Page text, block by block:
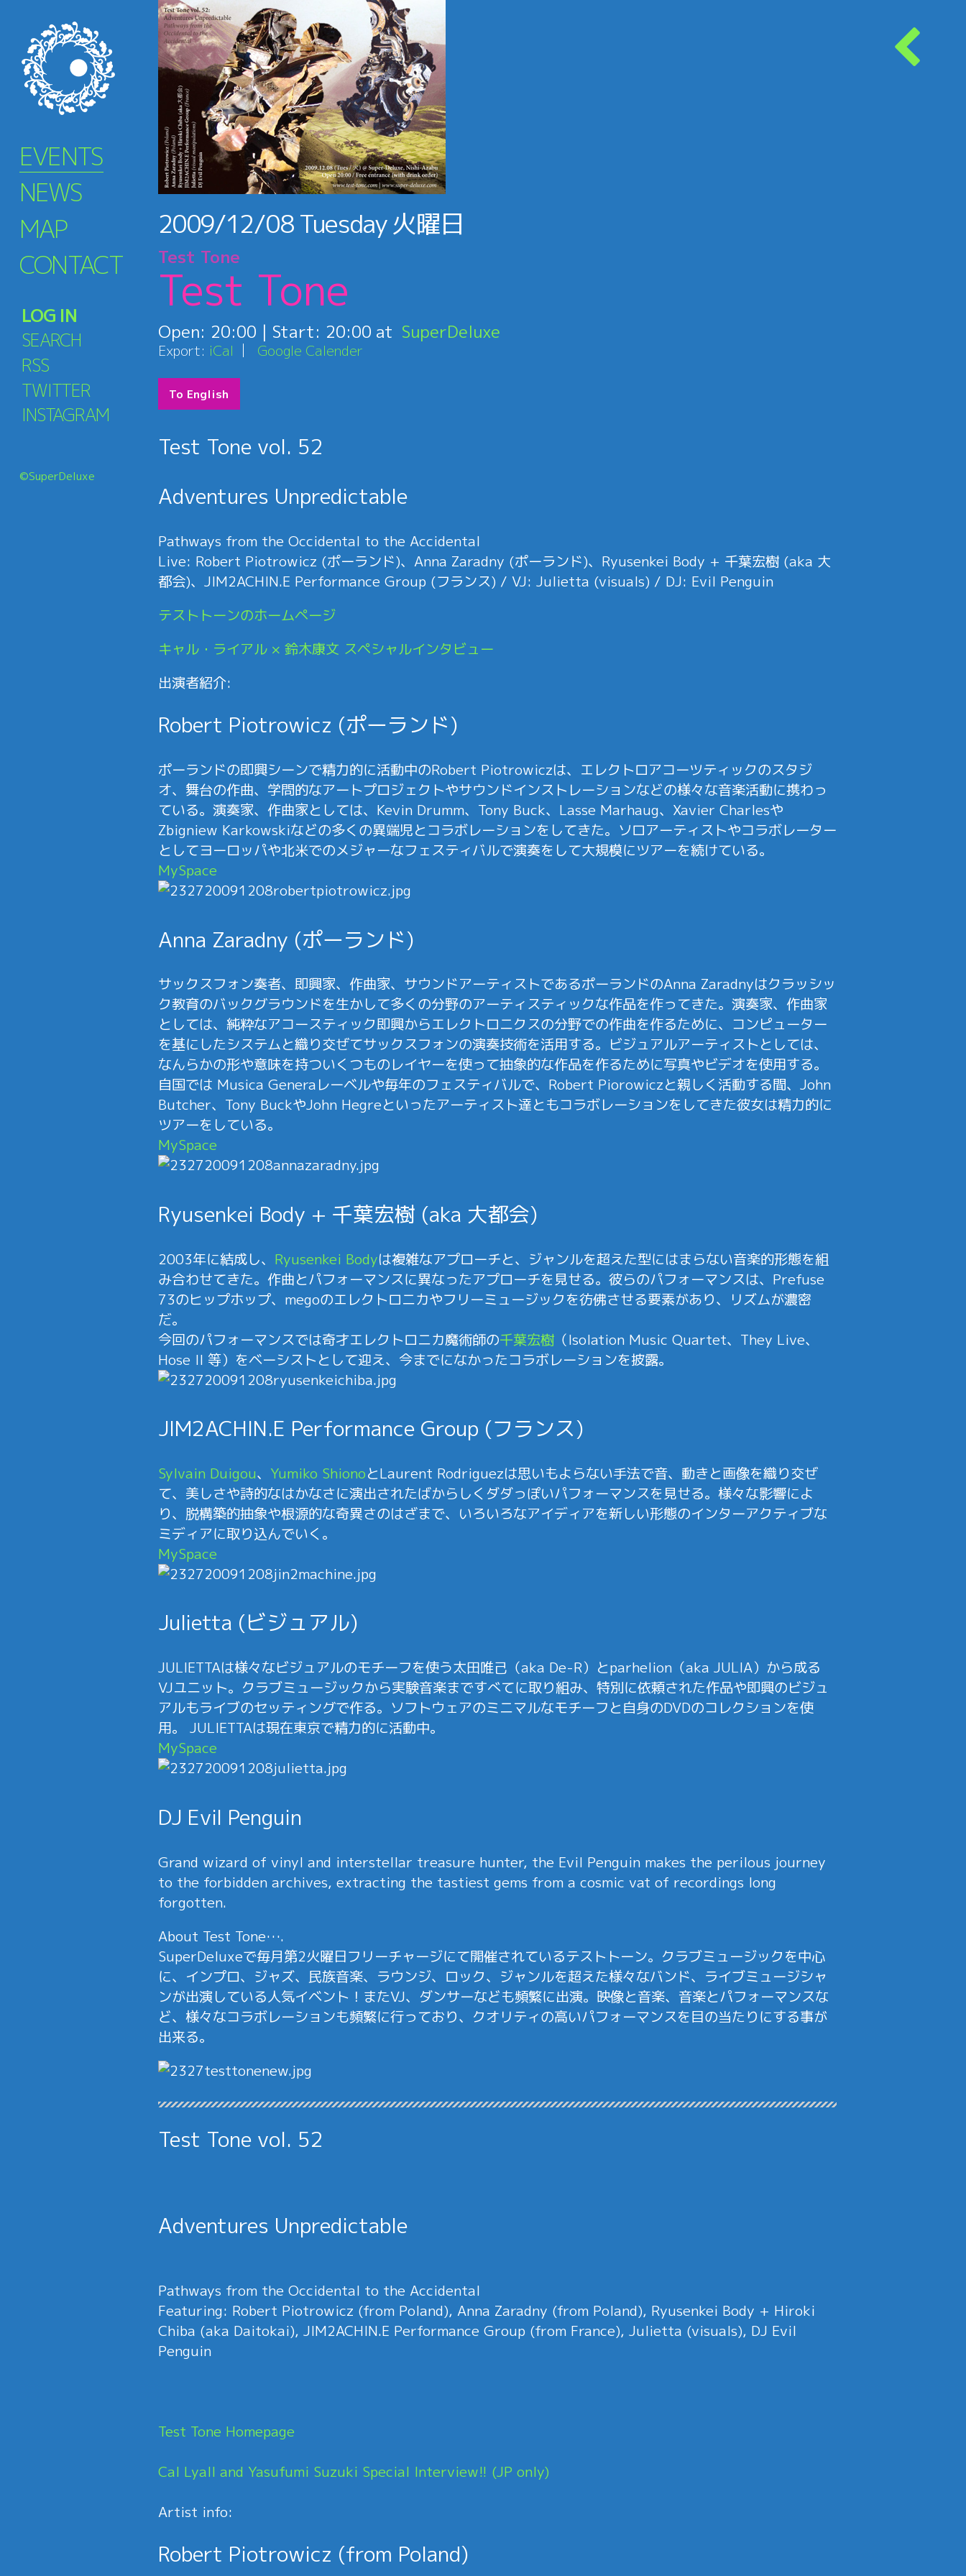
EVENTS
NEWS
MAP
CONTACT
LOG IN
SEARCH
RSS
TWITTER
INSTAGRAM
©SuperDeluxe
2009/12/08 Tuesday火曜日
Test Tone
Test Tone
Open: 20:00 | Start: 20:00 SuperDeluxe
Export: iCal Google Calender
To English
Test Tone vol. 52
Adventures Unpredictable
Pathways from the Occidental to the Accidental
Live: Robert Piotrowicz (ポーランド)、Anna Zaradny (ポーランド)、Ryusenkei Body + 千葉宏樹 (aka 大
都会)、JIM2ACHIN.E Performance Group (フランス) / VJ: Julietta (visuals) / DJ: Evil Penguin
テストトーンのホームページ
キャル・ライアル × 鈴木康文 スペシャルインタビュー
出演者紹介:
Robert Piotrowicz (ポーランド)
ポーランドの即興シーンで精力的に活動中のRobert Piotrowiczは、エレクトロアコーツティックのスタジ
オ、舞台の作曲、学問的なアートプロジェクトやサウンドインストレーションなどの様々な音楽活動に携わっ
ている。演奏家、作曲家としては、Kevin Drumm、Tony Buck、Lasse Marhaug、Xavier Charlesや
Zbigniew Karkowskiなどの多くの異端児とコラボレーションをしてきた。ソロアーティストやコラボレーター
としてヨーロッパや北米でのメジャーなフェスティバルで演奏をして大規模にツアーを続けている。
MySpace
Anna Zaradny (ポーランド)
サックスフォン奏者、即興家、作曲家、サウンドアーティストであるポーランドのAnna Zaradnyはクラッシッ
ク教育のバックグラウンドを生かして多くの分野のアーティスティックな作品を作ってきた。演奏家、作曲家
としては、純粋なアコースティック即興からエレクトロニクスの分野での作曲を作るために、コンピューター
を基にしたシステムと織り交ぜてサックスフォンの演奏技術を活用する。ビジュアルアーティストとしては、
なんらかの形や意味を持ついくつものレイヤーを使って抽象的な作品を作るために写真やビデオを使用する。
自国では Musica Generaレーベルや毎年のフェスティバルで、Robert Piorowiczと親しく活動する間、John
Butcher、Tony BuckやJohn Hegreといったアーティスト達ともコラボレーションをしてきた彼女は精力的に
ツアーをしている。
MySpace
Ryusenkei Body + 千葉宏樹 (aka 大都会)
2003年に結成し、 Ryusenkei Bodyは複雑なアプローチと、ジャンルを超えた型にはまらない音楽的形態を組
み合わせてきた。作曲とパフォーマンスに異なったアプローチを見せる。彼らのパフォーマンスは、Prefuse
73のヒップホップ、megoのエレクトロニカやフリーミュージックを彷佛させる要素があり、リズムが濃密
だ。
今回のパフォーマンスでは奇才エレクトロニカ魔術師の千葉宏樹 （Isolation Music Quartet、They Live、
Hose II 等）をベーシストとして迎え、今までになかったコラボレーションを披露。
JIM2ACHIN.E Performance Group (フランス)
Sylvain Duigou、 Yumiko ShionoとLaurent Rodriguezは思いもよらない手法で音、動きと画像を織り交ぜ
て、美しさや詩的なはかなさに演出されたばからしくダダっぽいパフォーマンスを見せる。様々な影響によ
り、脱構築的抽象や根源的な奇異さのはざまで、いろいろなアイディアを新しい形態のインターアクティブな
ミディアに取り込んでいく。
MySpace
Julietta (ビジュアル)
JULIETTAは様々なビジュアルのモチーフを使う太田唯己（aka De-R）とparhelion（aka JULIA）から成る
VJユニット。クラブミュージックから実験音楽まですべてに取り組み、特別に依頼された作品や即興のビジュ
アルもライブのセッティングで作る。ソフトウェアのミニマルなモチーフと自身のDVDのコレクションを使
用。 JULIETTAは現在東京で精力的に活動中。
MySpace
DJ Evil Penguin
Grand wizard of vinyl and interstellar treasure hunter, the Evil Penguin makes the perilous journey
to the forbidden archives, extracting the tastiest gems from a cosmic vat of recordings long
forgotten.
About Test Tone….
SuperDeluxeで毎月第2火曜日フリーチャージにて開催されているテストトーン。クラブミュージックを中心
に、インプロ、ジャズ、民族音楽、ラウンジ、ロック、ジャンルを超えた様々なバンド、ライブミュージシャ
ンが出演している人気イベント！またVJ、ダンサーなども頻繁に出演。映像と音楽、音楽とパフォーマンスな
ど、様々なコラボレーションも頻繁に行っており、クオリティの高いパフォーマンスを目の当たりにする事が
出来る。
Test Tone vol. 52
Adventures Unpredictable
Pathways from the Occidental to the Accidental
Featuring: Robert Piotrowicz (from Poland), Anna Zaradny (from Poland), Ryusenkei Body + Hiroki
Chiba (aka Daitokai), JIM2ACHIN.E Performance Group (from France), Julietta (visuals), DJ Evil
Penguin
Test Tone Homepage
Cal Lyall and Yasufumi Suzuki Special Interview!! (JP only)
Artist info:
Robert Piotrowicz (from Poland)